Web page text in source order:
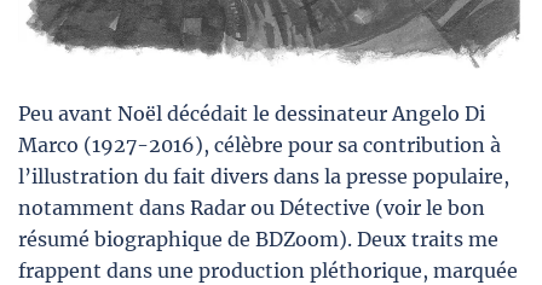
Peu avant Noël décédait le dessinateur Angelo Di
Marco (1927-2016), célèbre pour sa contribution à
l’illustration du fait divers dans la presse populaire,
notamment dans Radar ou Détective (voir le bon
résumé biographique de BDZoom). Deux traits me
frappent dans une production pléthorique, marquée